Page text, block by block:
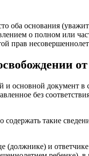
оба основания
о полном или
прав
и основной документ в
без
содержать такие
(должнике) и